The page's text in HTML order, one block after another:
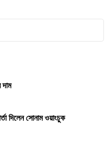
দিলেন সোনাম ওয়াংচুক